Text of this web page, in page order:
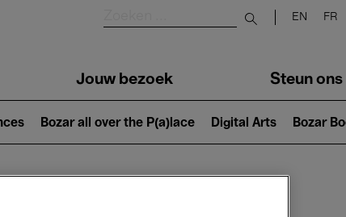
Submit search
EN FR
Jouw bezoek Steun ons
Bozar all over the P(a)lace Digital Arts Bozar